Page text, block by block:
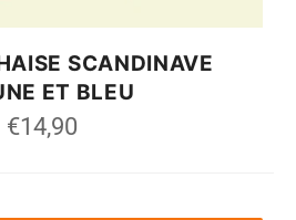
SCANDINAVE
ET BLEU
Prix
régulier
€14,90